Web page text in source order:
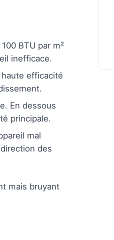
BTU par m²
inefficace.
efficacité
En dessous
principale.
mal
des
mais bruyant